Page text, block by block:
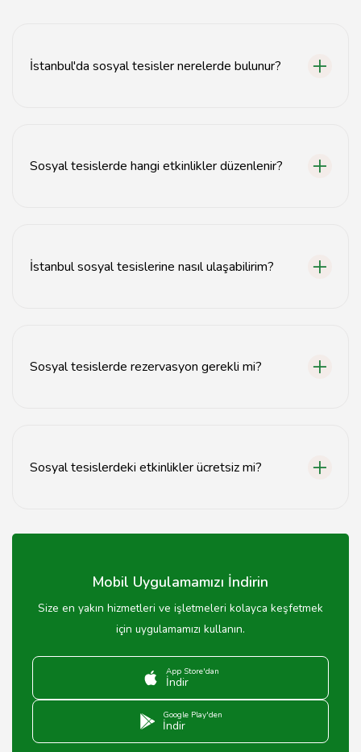
İstanbul'da sosyal tesisler nerelerde bulunur?
Sosyal tesislerde hangi etkinlikler düzenlenir?
İstanbul sosyal tesislerine nasıl ulaşabilirim?
Sosyal tesislerde rezervasyon gerekli mi?
Sosyal tesislerdeki etkinlikler ücretsiz mi?
etkinlikler için ücret talep edilebilir.
Mobil Uygulamamızı İndirin
Size en yakın hizmetleri ve işletmeleri kolayca keşfetmek
için uygulamamızı kullanın.
App Store'dan
İndir
Google Play'den
İndir